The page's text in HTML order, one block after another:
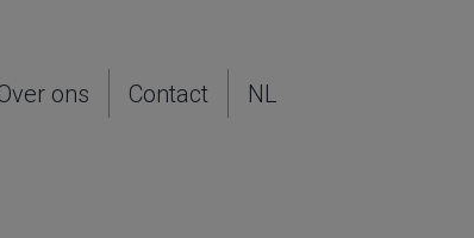
ons Contact NL